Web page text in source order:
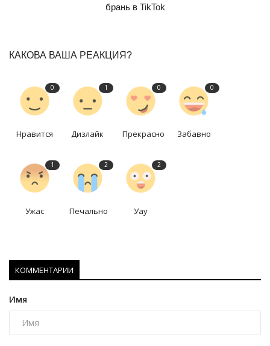
брань в TikTok
КАКОВА ВАША РЕАКЦИЯ?
0
Нравится
1
Дизлайк
0
Прекрасно
0
Забавно
1
Ужас
2
Печально
2
Уау
КОММЕНТАРИИ
Имя